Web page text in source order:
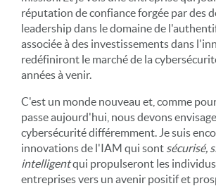
réputation de confiance forgée par des
leadership dans le domaine de
associée à des investissements dans
redéfiniront le marché de la
années à venir.
C'est un monde nouveau et, comme
passe aujourd'hui, nous devons
cybersécurité différemment. Je suis
innovations de l'IAM qui sont sécurisé,
intelligentqui propulseront les
entreprises vers un avenir positif et